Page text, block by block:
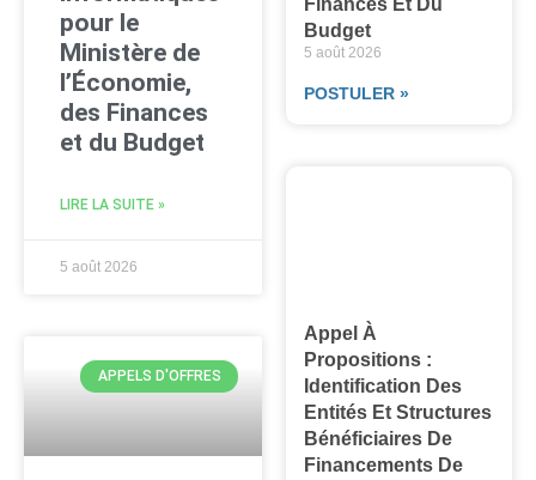
pour le
Ministère de
l’Économie,
des Finances
et du Budget
LIRE LA SUITE »
5 août 2026
APPELS D'OFFRES
Budget
5 août 2026
POSTULER »
Appel À
Propositions :
Identification Des
Entités Et Structures
Bénéficiaires De
Financements De